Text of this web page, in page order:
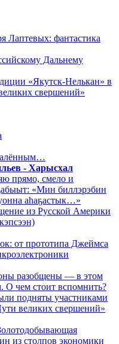
Лаптевых: фантастика
Дальнему
«Якутск-Нелькан» в
свершений»
- Харысхал
прямо, смело и
«Мин биллэрэбин
аһаҕастык…»
из Русской Америки
от прототипа Джеймса
разобщены — в этом
О чем стоит вспомнить?
подняты участниками
великих свершений»
из столпов экономики